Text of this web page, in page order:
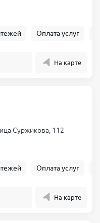
Оплата услуг
На карте
Суржикова, 112
Оплата услуг
На карте